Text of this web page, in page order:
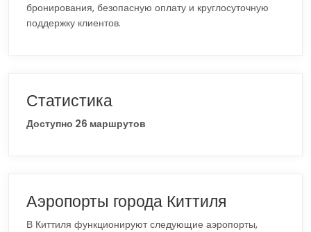
бронирования, безопасную оплату и круглосуточную
поддержку клиентов.
Статистика
Доступно 26 маршрутов
Аэропорты города Киттиля
В Киттиля функционируют следующие аэропорты,